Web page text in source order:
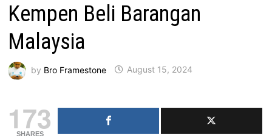
Kempen Beli Barangan
Malaysia
by Bro Framestone August 15, 2024
173
SHARES